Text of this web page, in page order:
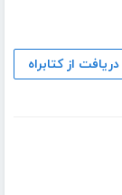
دریافت از کتابراه